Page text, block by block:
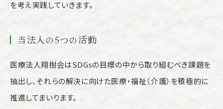
を考え実践していきます。
当法人の5つの活動
医療法人翔樹会はSDGsの目標の中から取り組むべき課題を
抽出し、それらの解決に向けた医療・福祉（介護）を積極的に
推進してまいります。